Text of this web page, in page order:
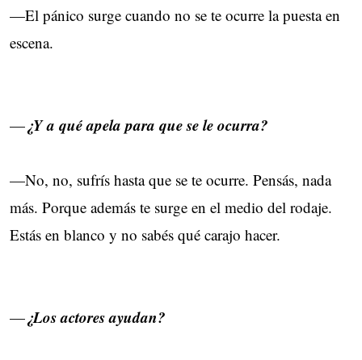
—El pánico surge cuando no se te ocurre la puesta en
escena.
—¿Y a qué apela para que se le ocurra?
—No, no, sufrís hasta que se te ocurre. Pensás, nada
más. Porque además te surge en el medio del rodaje.
Estás en blanco y no sabés qué carajo hacer.
—¿Los actores ayudan?